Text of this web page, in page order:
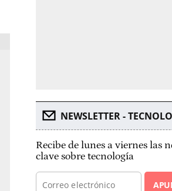
NEWSLETTER -
Recibe de lunes a viernes las
clave sobre tecnología